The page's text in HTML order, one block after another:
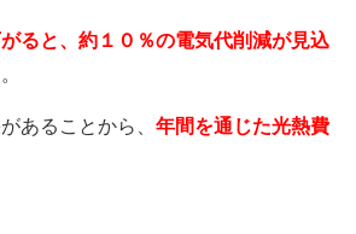
ると、約１０％の電気代削減が見込
あることから、 年間を通じた光熱費